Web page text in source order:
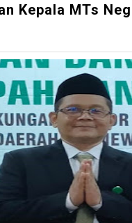
Kepala MTs